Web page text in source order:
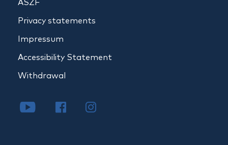
ÁSZF
Privacy statements
Impressum
Accessibility Statement
Withdrawal